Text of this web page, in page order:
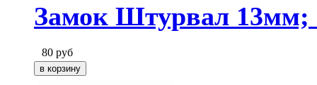
Замок Штурвал 13мм;
80 руб